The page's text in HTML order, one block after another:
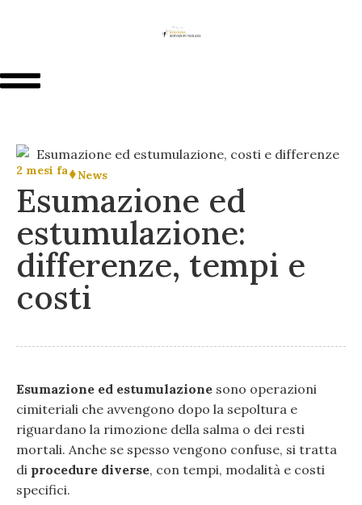
2 mesi fa News
Esumazione ed
estumulazione:
differenze, tempi e
costi
Esumazione ed estumulazione sono operazioni
cimiteriali che avvengono dopo la sepoltura e
riguardano la rimozione della salma o dei resti
mortali. Anche se spesso vengono confuse, si tratta
di procedure diverse, con tempi, modalità e costi
specifici.